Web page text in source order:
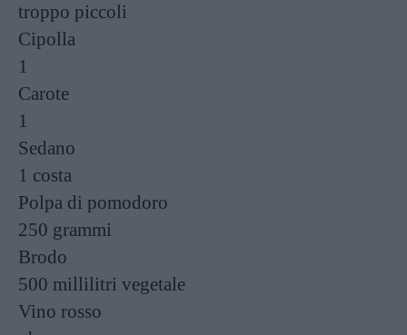
troppo piccoli
Cipolla
1
Carote
1
Sedano
1 costa
Polpa di pomodoro
250 grammi
Brodo
500 millilitri vegetale
Vino rosso